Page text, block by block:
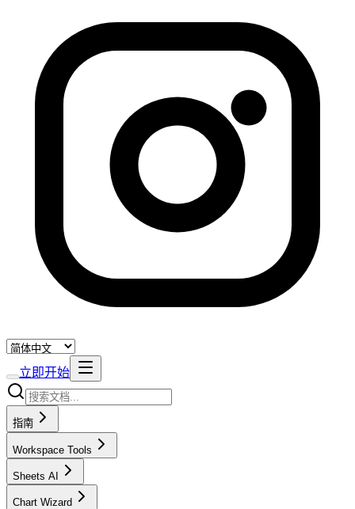
立即开始
指南
Workspace Tools
Sheets AI
Chart Wizard